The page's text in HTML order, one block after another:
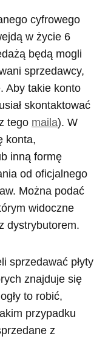
cyfrowego
w życie 6
będą mogli
sprzedawcy,
Aby takie konto
skontaktować
tego maila). W
konta,
inną formę
od oficjalnego
Można podać
widoczne
dystrybutorem.
sprzedawać płyty
znajduje się
to robić,
przypadku
z